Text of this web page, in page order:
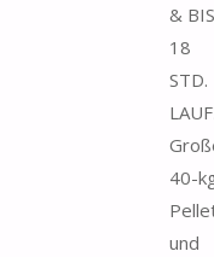
& BIS
18
STD.
40-
und